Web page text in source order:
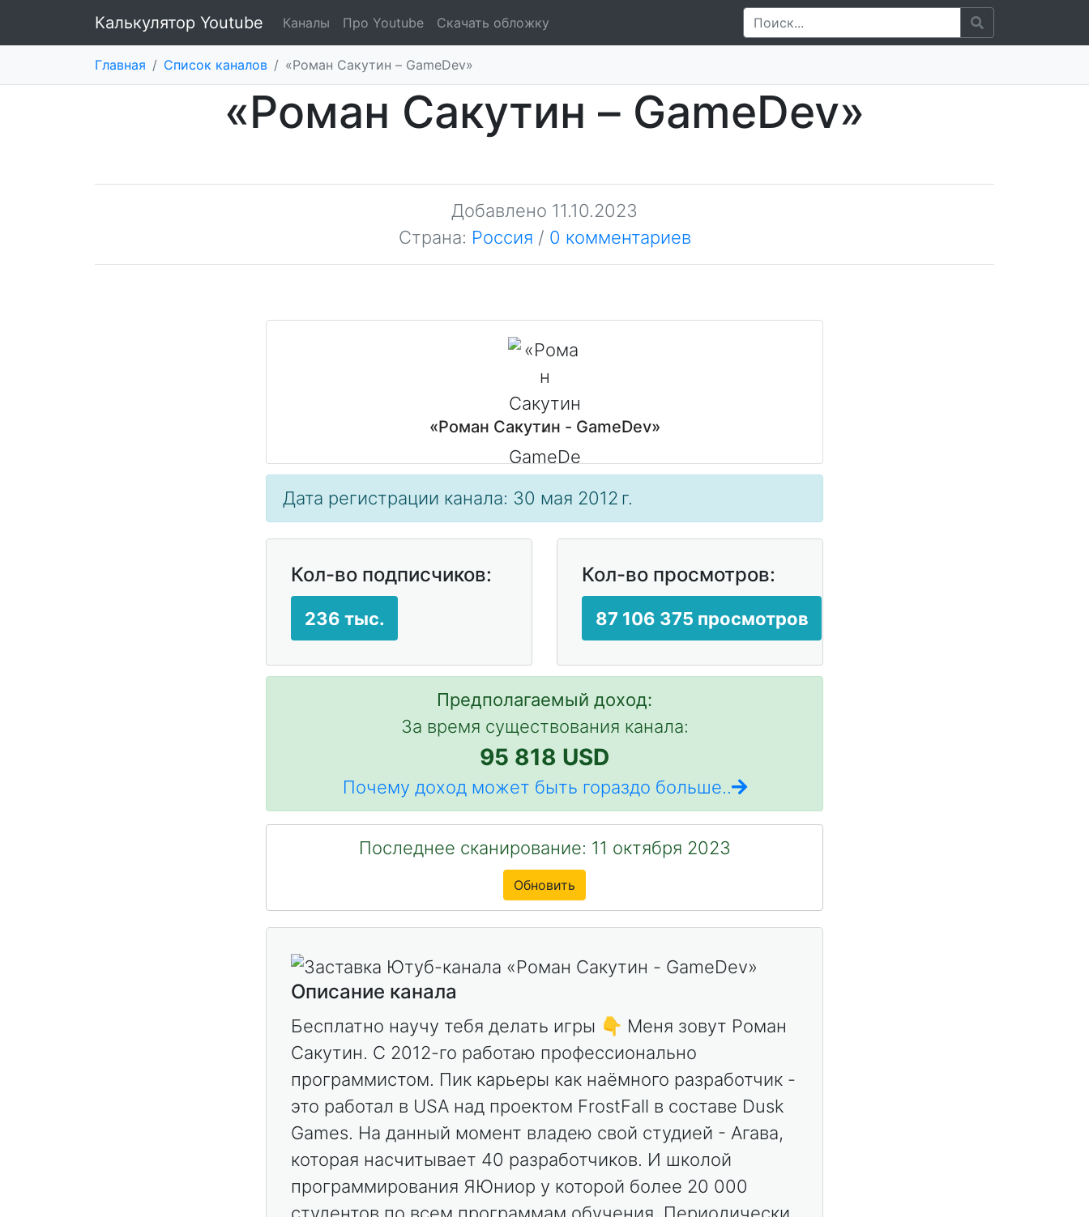
Калькулятор Youtube Каналы Про Youtube Скачать обложку
Главная / Список каналов / «Роман Сакутин – GameDev»
«Роман Сакутин – GameDev»
Добавлено 11.10.2023
Страна: Россия / 0 комментариев
«Роман Сакутин - GameDev»
Дата регистрации канала: 30 мая 2012 г.
Кол-во подписчиков:
236 тыс.
Кол-во просмотров:
87 106 375 просмотров
Предполагаемый доход:
За время существования канала:
95 818 USD
Почему доход может быть гораздо больше..
Последнее сканирование: 11 октября 2023
Обновить
Описание канала
Бесплатно научу тебя делать игры 👇 Меня зовут Роман
Сакутин. С 2012-го работаю профессионально
программистом. Пик карьеры как наёмного разработчик -
это работал в USA над проектом FrostFall в составе Dusk
Games. На данный момент владею свой студией - Агава,
которая насчитывает 40 разработчиков. И школой
программирования ЯЮниор у которой более 20 000
студентов по всем программам обучения. Периодически